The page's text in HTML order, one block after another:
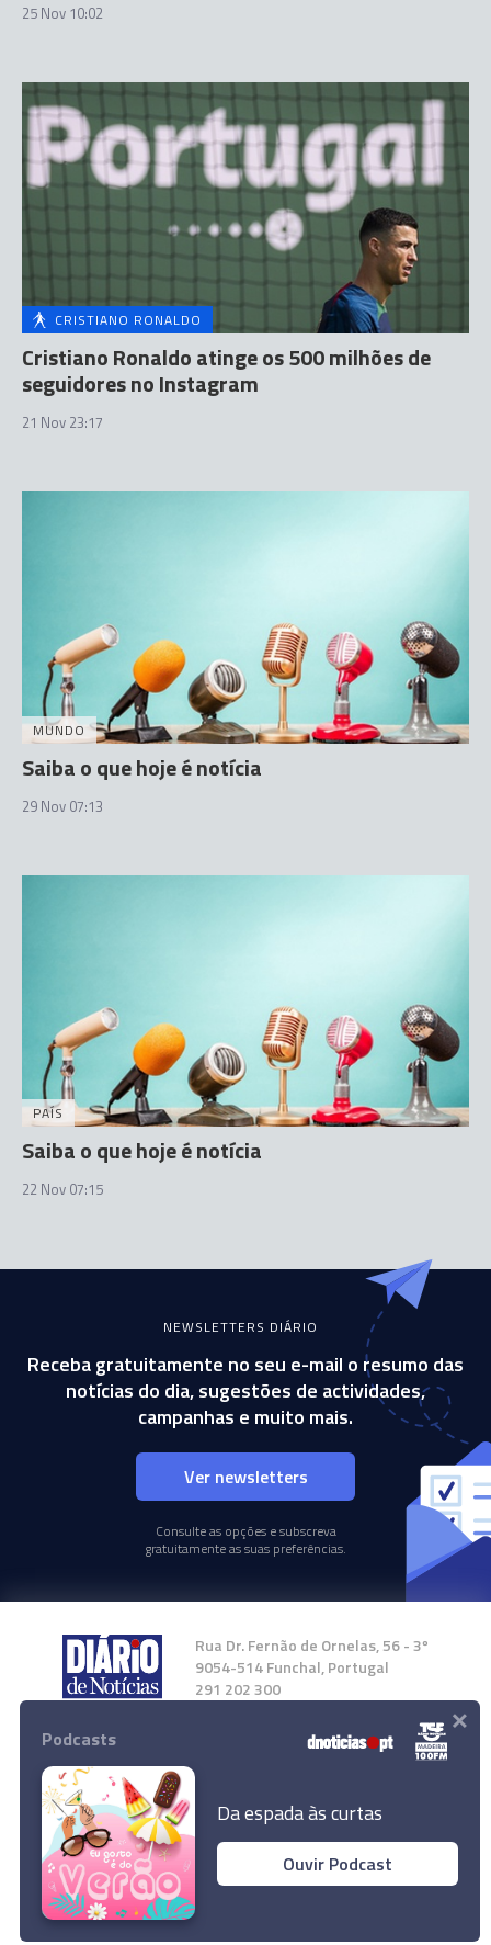
25 Nov 10:02
CRISTIANO RONALDO
Cristiano Ronaldo atinge os 500 milhões de
seguidores no Instagram
21 Nov 23:17
MUNDO
Saiba o que hoje é notícia
29 Nov 07:13
PAÍS
Saiba o que hoje é notícia
22 Nov 07:15
NEWSLETTERS DIÁRIO
Receba gratuitamente no seu e-mail o resumo das
notícias do dia, sugestões de actividades,
campanhas e muito mais.
Ver newsletters
Consulte as opções e subscreva
gratuitamente as suas preferências.
Rua Dr. Fernão de Ornelas, 56 - 3º
9054-514 Funchal, Portugal
291 202 300
Instale a nossa App
© 2024 Empresa Diário de Notícias, Lda.
Todos os direitos reservados.
Podcasts
Da espada às curtas
Ouvir Podcast
×